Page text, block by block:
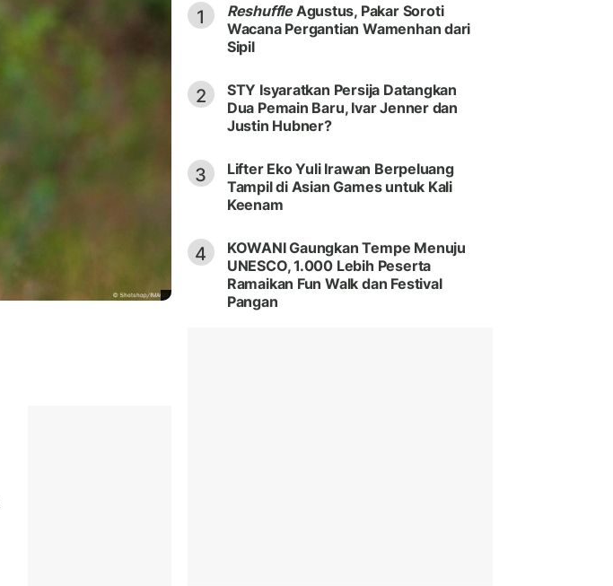
1 ReshuffleAgustus, Pakar Soroti
Wacana Pergantian Wamenhan dari
Sipil
2
STY Isyaratkan Persija Datangkan
Dua Pemain Baru, Ivar Jenner dan
Justin Hubner?
3
Lifter Eko Yuli Irawan Berpeluang
Tampil di Asian Games untuk Kali
Keenam
4
KOWANI Gaungkan Tempe Menuju
UNESCO, 1.000 Lebih Peserta
Ramaikan Fun Walk dan Festival
Pangan